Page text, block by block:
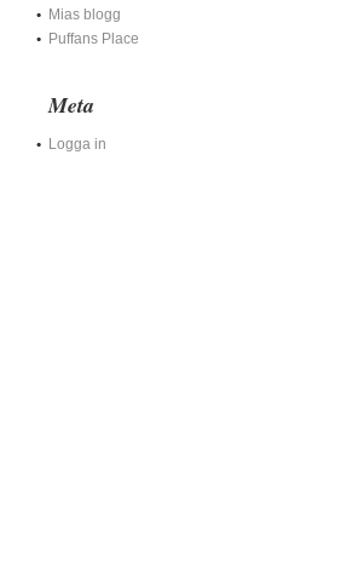
Mias blogg
Puffans Place
Meta
Logga in